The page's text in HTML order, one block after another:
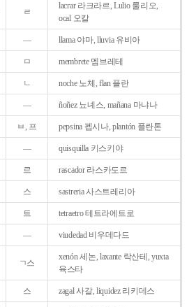
ㄹ
lacrar 라크라르, Lulio 룰리오,
ocal 오칼
― llama 야마, lluvia 유비아
ㅁ membrete 멤브레테
ㄴ noche 노체, flan 플란
― ñoñez 뇨녜스, mañana 마냐나
ㅂ, 프 pepsina 펩시나, plantón 플란톤
― quisquilla 키스키야
르 rascador 라스카도르
스 sastreria 사스트레리아
트 tetraetro 테트라에트로
― viudedad 비우데다드
ㄱ스
xenón 세논, laxante 락산테, yuxta
육스타
스 zagal 사갈, liquidez 리키데스